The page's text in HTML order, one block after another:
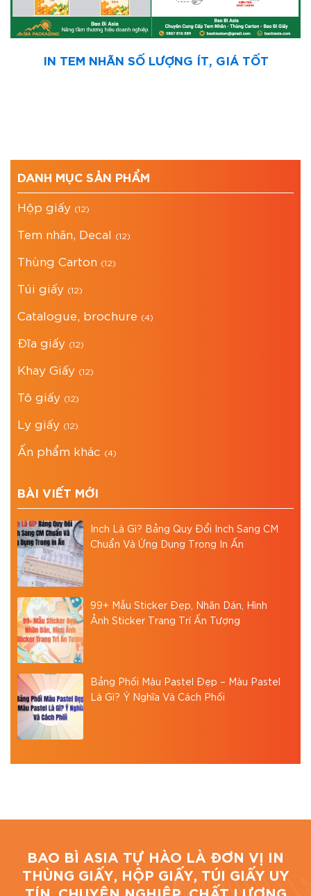
IN TEM NHÃN SỐ LƯỢNG ÍT, GIÁ TỐT
DANH MỤC SẢN PHẨM
Hộp giấy (12)
Tem nhãn, Decal (12)
Thùng Carton (12)
Túi giấy (12)
Catalogue, brochure (4)
Đĩa giấy (12)
Khay Giấy (12)
Tô giấy (12)
Ly giấy (12)
Ấn phẩm khác (4)
BÀI VIẾT MỚI
Inch Là Gì? Bảng Quy Đổi Inch Sang CM
Chuẩn Và Ứng Dụng Trong In Ấn
99+ Mẫu Sticker Đẹp, Nhãn Dán, Hình
Ảnh Sticker Trang Trí Ấn Tượng
Bảng Phối Màu Pastel Đẹp – Màu Pastel
Là Gì? Ý Nghĩa Và Cách Phối
BAO BÌ ASIA TỰ HÀO LÀ ĐƠN VỊ IN
THÙNG GIẤY, HỘP GIẤY, TÚI GIẤY UY